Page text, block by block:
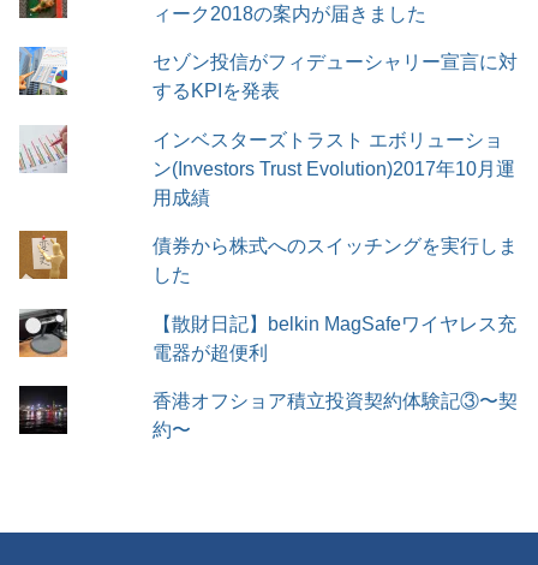
ィーク2018の案内が届きました
セゾン投信がフィデューシャリー宣言に対
するKPIを発表
インベスターズトラスト エボリューショ
ン(Investors Trust Evolution)2017年10月運
用成績
債券から株式へのスイッチングを実行しま
した
【散財日記】belkin MagSafeワイヤレス充
電器が超便利
香港オフショア積立投資契約体験記③〜契
約〜